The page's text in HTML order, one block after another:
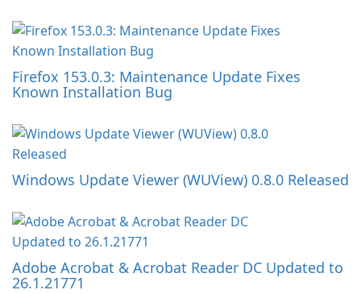
Firefox 153.0.3: Maintenance Update Fixes
Known Installation Bug
Windows Update Viewer (WUView) 0.8.0 Released
Adobe Acrobat & Acrobat Reader DC Updated to
26.1.21771